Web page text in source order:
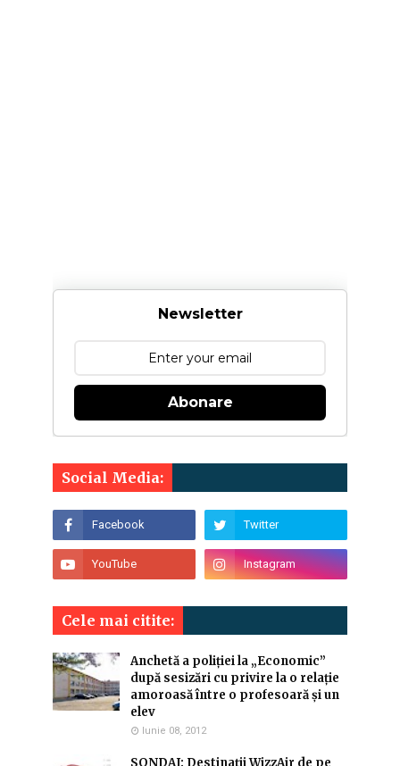
Newsletter
Abonare
Social Media:
Cele mai citite:
Anchetă a poliției la „Economic”
după sesizări cu privire la o relație
amoroasă între o profesoară și un
elev
Iunie 08, 2012